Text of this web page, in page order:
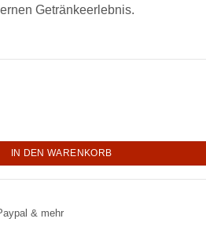
Getränkeerlebnis.
IN DEN WARENKORB
& mehr